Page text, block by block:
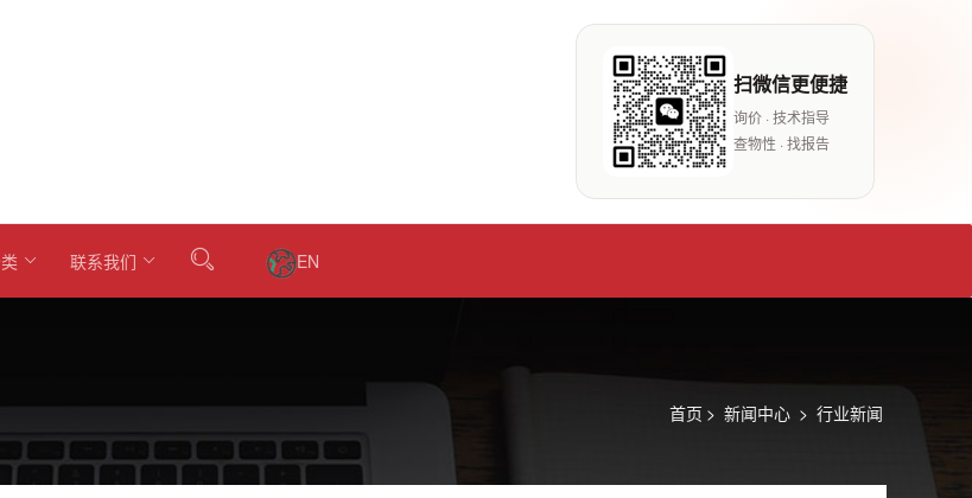
扫微信更便捷
询价 · 技术指导
查物性 · 找报告
联系我们 EN
首页 > 新闻中心 > 行业新闻